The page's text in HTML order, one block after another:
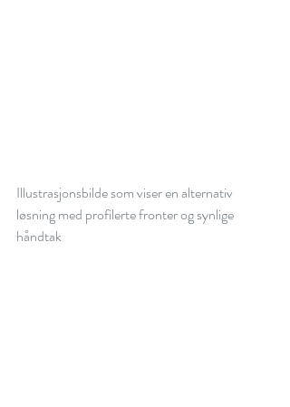
Illustrasjonsbilde som viser en alternativ
løsning med profilerte fronter og synlige
håndtak